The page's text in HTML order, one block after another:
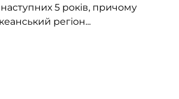
5 років, причому
регіон...